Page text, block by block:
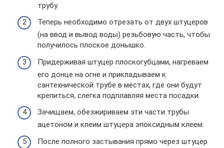
трубу.
Теперь необходимо отрезать от двух штуцеров
(на ввод и вывод воды) резьбовую часть, чтобы
получилось плоское донышко.
Придерживая штуцер плоскогубцами, нагреваем
его донце на огне и прикладываем к
сантехнической трубе в местах, где они будут
крепиться, слегка подплавляя места посадки.
Зачищаем, обезжириваем эти части трубы
ацетоном и клеим штуцера эпоксидным клеем.
После полного застывания прямо через штуцер